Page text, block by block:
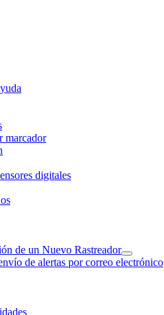
marcador
digitales
de un Nuevo Rastreador
de alertas por correo electrónico